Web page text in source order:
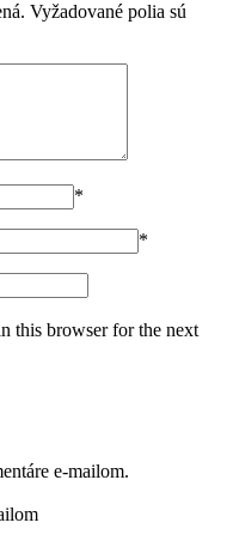
Vyžadované polia sú
*
*
this browser for the next
e-mailom.